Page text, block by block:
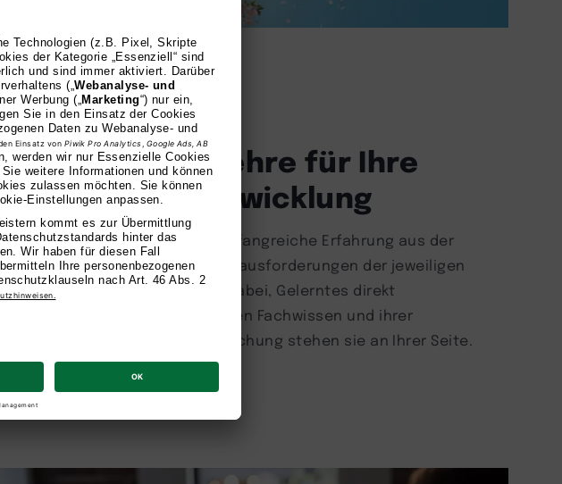
Hochkarätige Lehre für Ihre
persönliche Entwicklung
Unsere Dozierenden bringen umfangreiche Erfahrung aus der
Praxis mit. Sie verstehen die Herausforderungen der jeweiligen
Branche und unterstützen Sie dabei, Gelerntes direkt
anzuwenden. Mit ihrem fundierten Fachwissen und ihrer
Leidenschaft für Lehre und Forschung stehen sie an Ihrer Seite.